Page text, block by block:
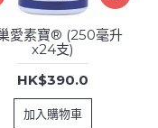
愛素寶® (250毫升
x24支)
HK$390.0
加入購物車